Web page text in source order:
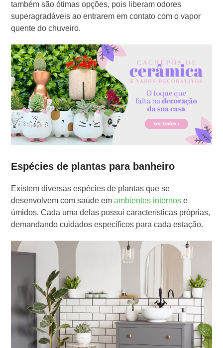
também são ótimas opções, pois liberam odores
superagradáveis ao entrarem em contato com o vapor
quente do chuveiro.
Espécies de plantas para banheiro
Existem diversas espécies de plantas que se
desenvolvem com saúde emambientes internos e
úmidos. Cada uma delas possui características próprias,
demandando cuidados específicos para cada estação.